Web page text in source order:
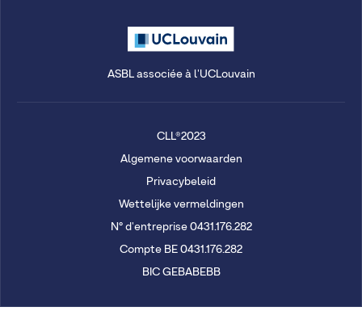
ASBL associée à l'UCLouvain
CLL®2023
Algemene voorwaarden
Privacybeleid
Wettelijke vermeldingen
N° d'entreprise 0431.176.282
Compte BE 0431.176.282
BIC GEBABEBB